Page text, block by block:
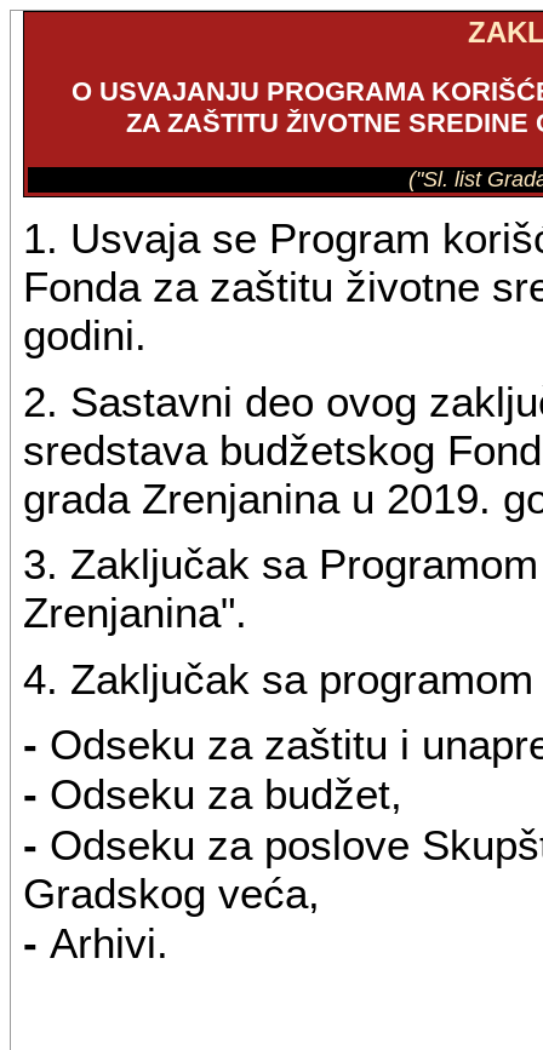
O USVAJANJU PROGRAMA
ZA ZAŠTITU ŽIVOTNE
("Sl. list
1. Usvaja se Program
Fonda za zaštitu životne
godini.
2. Sastavni deo ovog
sredstava budžetskog
grada Zrenjanina u 2019.
3. Zaključak sa
Zrenjanina".
4. Zaključak sa
- Odseku za zaštitu i
- Odseku za budžet,
- Odseku za poslove
Gradskog veća,
- Arhivi.